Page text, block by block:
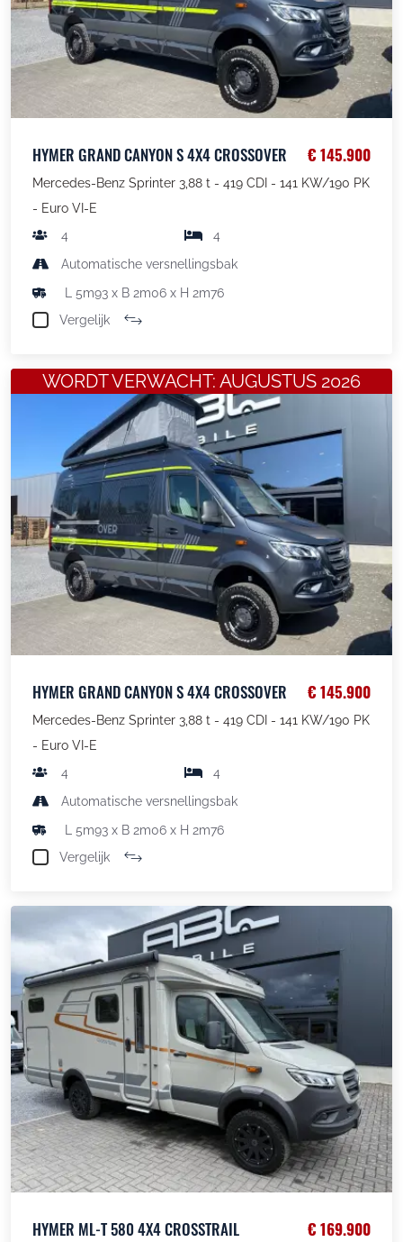
HYMER GRAND CANYON S 4X4 CROSSOVER € 145.900
Mercedes-Benz Sprinter 3,88 t - 419 CDI - 141 KW/190 PK
- Euro VI-E
4
4
Automatische versnellingsbak
L 5m93 x B 2m06 x H 2m76
Vergelijk
WORDT VERWACHT: AUGUSTUS 2026
HYMER GRAND CANYON S 4X4 CROSSOVER € 145.900
Mercedes-Benz Sprinter 3,88 t - 419 CDI - 141 KW/190 PK
- Euro VI-E
4
4
Automatische versnellingsbak
L 5m93 x B 2m06 x H 2m76
Vergelijk
HYMER ML-T 580 4X4 CROSSTRAIL € 169.900